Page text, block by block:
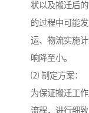
状以及搬迁后
的过程中可能
运、物流实施
响降至小。
⑵ 制定方案：
为保证搬迁工
流程，进行细